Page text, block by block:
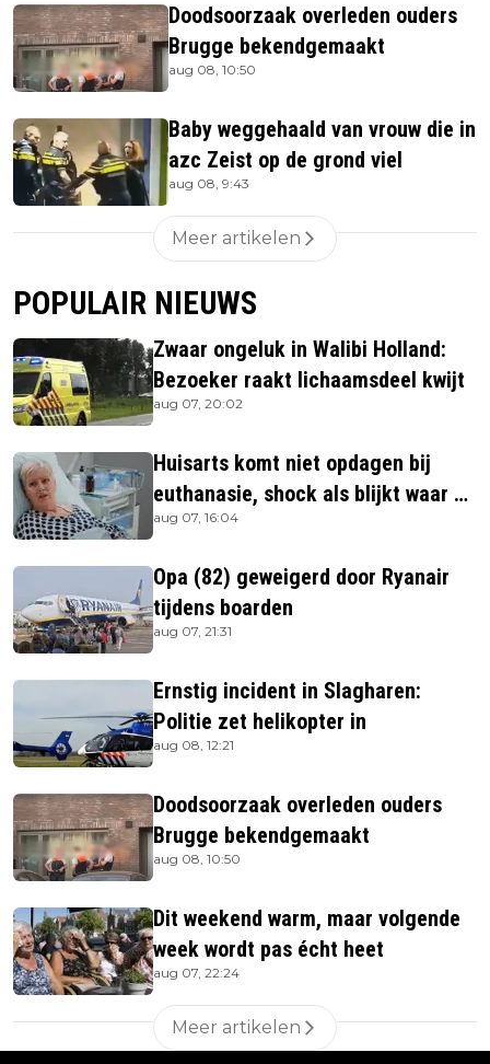
Doodsoorzaak overleden ouders
Brugge bekendgemaakt
aug 08, 10:50
Baby weggehaald van vrouw die in
azc Zeist op de grond viel
aug 08, 9:43
Meer artikelen
POPULAIR NIEUWS
Zwaar ongeluk in Walibi Holland:
Bezoeker raakt lichaamsdeel kwijt
aug 07, 20:02
Huisarts komt niet opdagen bij
euthanasie, shock als blijkt waar ze
is
aug 07, 16:04
Opa (82) geweigerd door Ryanair
tijdens boarden
aug 07, 21:31
Ernstig incident in Slagharen:
Politie zet helikopter in
aug 08, 12:21
Doodsoorzaak overleden ouders
Brugge bekendgemaakt
aug 08, 10:50
Dit weekend warm, maar volgende
week wordt pas écht heet
aug 07, 22:24
Meer artikelen